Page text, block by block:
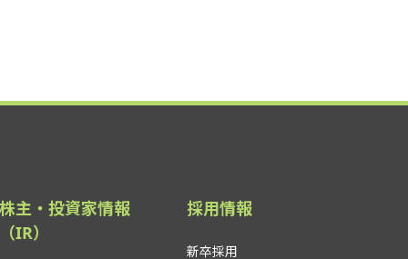
株主・投資家情報
（IR）
採用情報
新卒採用